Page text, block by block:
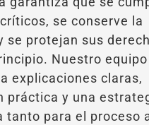
se conserve la
se protejan sus
Nuestro equipo
explicaciones claras,
práctica y una
tanto para el proceso